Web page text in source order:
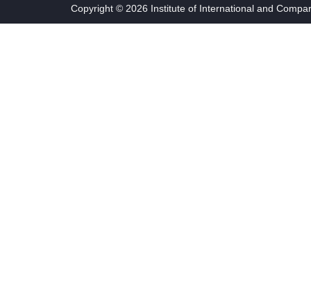
Copyright © 2026 Institute of International and